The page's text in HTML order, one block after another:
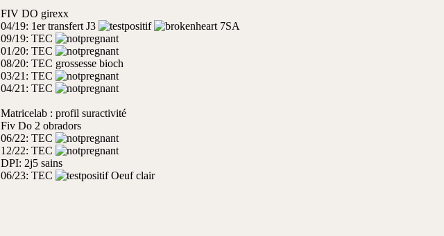
FIV DO girexx
04/19: 1er transfert J3
7SA
09/19: TEC
01/20: TEC
08/20: TEC grossesse bioch
03/21: TEC
04/21: TEC
Matricelab : profil suractivité
Fiv Do 2 obradors
06/22: TEC
12/22: TEC
DPI: 2j5 sains
06/23: TEC
Oeuf clair